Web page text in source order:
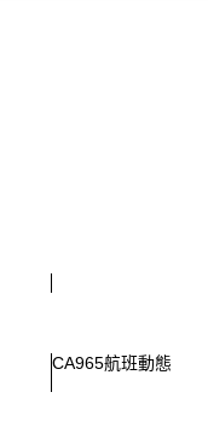
CA965航班動態